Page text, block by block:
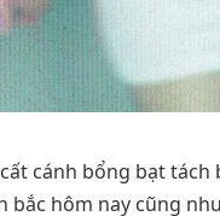
cánh bổng bạt tách
bắc hôm nay cũng